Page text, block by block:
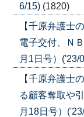
6/15) (1820)
【千原弁護
電子交付、Ｎ
月1日号）('23/
【千原弁護
る顧客奪取や
月18日号）